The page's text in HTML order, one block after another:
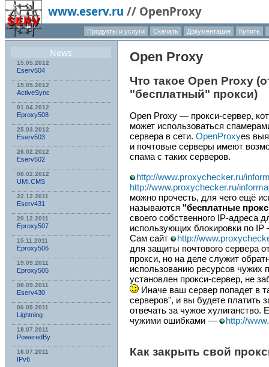
www.eserv.ru // OpenProxy
Продукты и услуги Скачать Документация Купить
News
15.05.2012
Eserv504
15.05.2012
ActiveSync
01.04.2012
Eproxy508
25.03.2012
Eserv503
26.02.2012
Eserv502
08.02.2012
UMI.CMS
22.12.2011
Eserv431
20.12.2011
Eproxy507
15.11.2011
Eproxy506
19.09.2011
Eproxy505
08.09.2011
Eserv430
06.09.2011
Lightning
18.07.2011
PoweredBy
16.07.2011
IPv6
Open Proxy
Что такое Open Proxy
"бесплатный" прокси)
Open Proxy — прокси-сервер,
может использоваться
сервера в сети. OpenProxyes
и почтовые серверы имеют
спама с таких серверов.
http://www.proxychecker.ru/
http://www.proxychecker.ru/
можно прочесть, для чего ещё
называются "бесплатные
своего собственного IP-адреса
использующих блокировки по IP
Сам сайт
http://
для защиты почтового сервера
прокси, но на деле служит
использованию ресурсов чужих
установлен прокси-сервер, не
Иначе ваш сервер попадет в
серверов", и вы будете платить
отвечать за чужое
чужими ошибками —
http://
Как закрыть свой